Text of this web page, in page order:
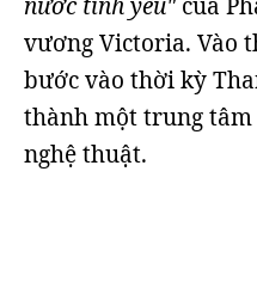
vương Victoria. Vào
bước vào thời kỳ
thành một trung
nghệ thuật.